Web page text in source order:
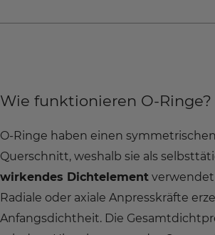
Wie funktionieren O-Ringe?
O-Ringe haben einen
Querschnitt, weshalb sie als
wirkendes Dichtelement
Radiale oder axiale Anpresskräfte
Anfangsdichtheit. Die